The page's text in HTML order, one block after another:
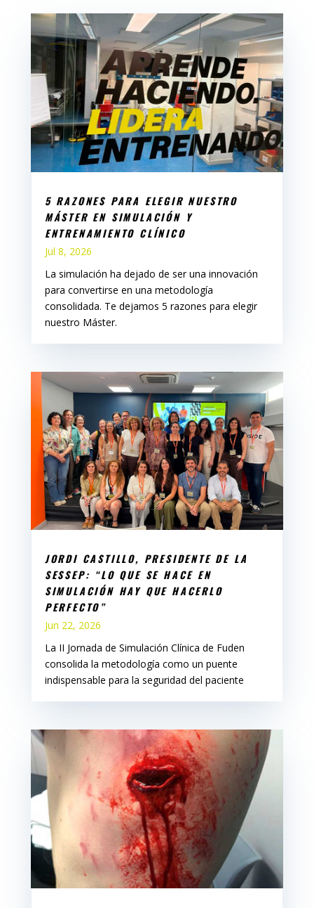
5 RAZONES PARA ELEGIR NUESTRO
MÁSTER EN SIMULACIÓN Y
ENTRENAMIENTO CLÍNICO
Jul 8, 2026
La simulación ha dejado de ser una innovación
para convertirse en una metodología
consolidada. Te dejamos 5 razones para elegir
nuestro Máster.
JORDI CASTILLO, PRESIDENTE DE LA
SESSEP: “LO QUE SE HACE EN
SIMULACIÓN HAY QUE HACERLO
PERFECTO”
Jun 22, 2026
La II Jornada de Simulación Clínica de Fuden
consolida la metodología como un puente
indispensable para la seguridad del paciente